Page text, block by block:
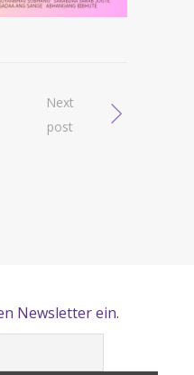
Next
post
Newsletter ein.